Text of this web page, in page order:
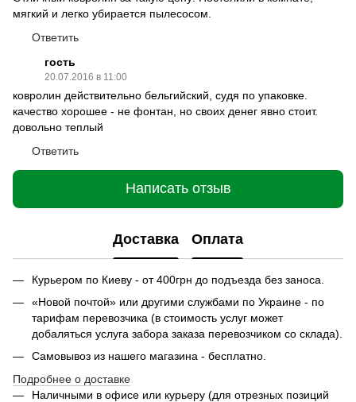
мягкий и легко убирается пылесосом.
Ответить
гость
20.07.2016 в 11:00
ковролин действительно бельгийский, судя по упаковке.
качество хорошее - не фонтан, но своих денег явно стоит.
довольно теплый
Ответить
Написать отзыв
Доставка Оплата
Курьером по Киеву - от 400грн до подъезда без заноса.
«Новой почтой» или другими службами по Украине - по
тарифам перевозчика (в стоимость услуг может
добаляться услуга забора заказа перевозчиком со склада).
Самовывоз из нашего магазина - бесплатно.
Подробнее о доставке
Наличными в офисе или курьеру (для отрезных позиций